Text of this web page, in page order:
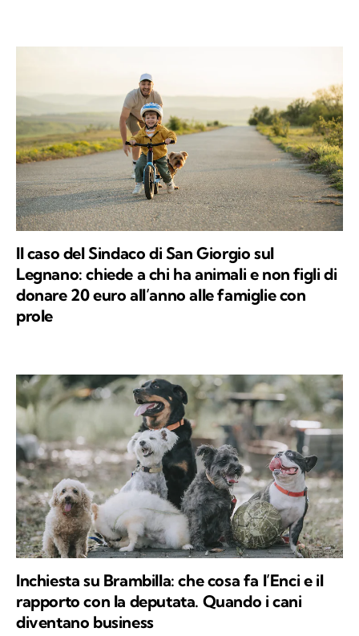
Il caso del Sindaco di San Giorgio sul
Legnano: chiede a chi ha animali e non figli di
donare 20 euro all’anno alle famiglie con
prole
Inchiesta su Brambilla: che cosa fa l’Enci e il
rapporto con la deputata. Quando i cani
diventano business